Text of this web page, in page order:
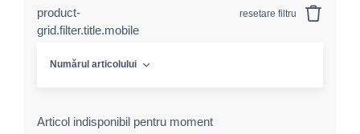
product-
grid.filter.title.mobile
resetare filtru
Numărul articolului
Articol indisponibil pentru moment